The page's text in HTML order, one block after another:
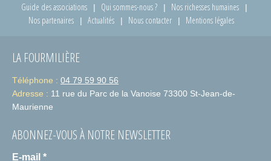
Guide des associations Qui sommes-nous ?
Nos richesses humaines
Nos partenaires
Actualités Nous contacter Mentions légales
LA FOURMILIÈRE
Téléphone : 04 79 59 90 56
Adresse : 11 rue du Parc de la Vanoise 73300 St-Jean-de-
Maurienne
ABONNEZ-VOUS À NOTRE NEWSLETTER
E-mail *